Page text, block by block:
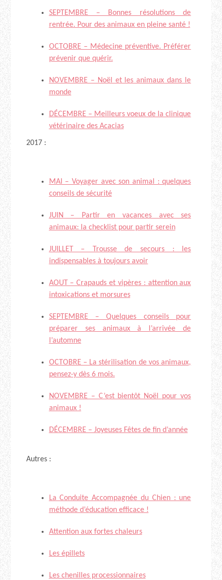
SEPTEMBRE – Bonnes résolutions de
rentrée. Pour des animaux en pleine santé !
OCTOBRE – Médecine préventive. Préférer
prévenir que quérir.
NOVEMBRE – Noël et les animaux dans le
monde
DÉCEMBRE – Meilleurs voeux de la clinique
vétérinaire des Acacias
2017 :
MAI – Voyager avec son animal : quelques
conseils de sécurité
JUIN – Partir en vacances avec ses
animaux: la checklist pour partir serein
JUILLET – Trousse de secours : les
indispensables à toujours avoir
AOUT – Crapauds et vipères : attention aux
intoxications et morsures
SEPTEMBRE – Quelques conseils pour
préparer ses animaux à l’arrivée de
l’automne
OCTOBRE – La stérilisation de vos animaux,
pensez-y dès 6 mois.
NOVEMBRE – C’est bientôt Noël pour vos
animaux !
DÉCEMBRE – Joyeuses Fêtes de fin d’année
Autres :
La Conduite Accompagnée du Chien : une
méthode d’éducation efficace !
Attention aux fortes chaleurs
Les épillets
Les chenilles processionnaires